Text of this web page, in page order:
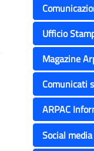
Ufficio
Magazine
Comunicati
ARPAC
Social media